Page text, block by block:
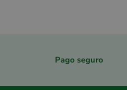
Pago seguro